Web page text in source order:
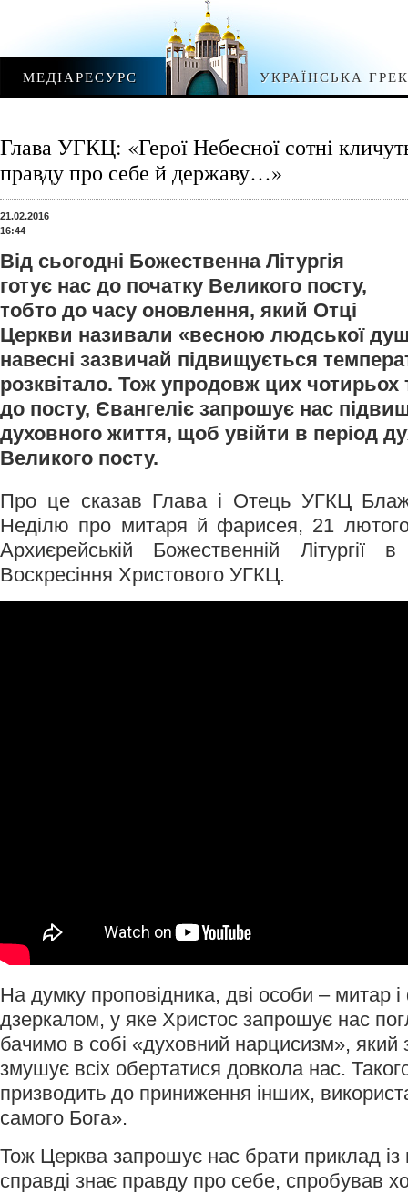
МЕДІАРЕСУРС УКРАЇНСЬКА
Глава УГКЦ: «Герої Небесної сотні
правду про себе й державу…»
21.02.2016
16:44
Від сьогодні Божественна Літургія
готує нас до початку Великого посту,
тобто до часу оновлення, який Отці
Церкви називали «весною людської
навесні зазвичай підвищується
розквітало. Тож упродовж цих чотирьох
до посту, Євангеліє запрошує нас
духовного життя, щоб увійти в період
Великого посту.
Про це сказав Глава і Отець УГКЦ
Неділю про митаря й фарисея, 21
Архиєрейській Божественній Літургії
Воскресіння Христового УГКЦ.
На думку проповідника, дві особи – митар
дзеркалом, у яке Христос запрошує нас
бачимо в собі «духовний нарцисизм», який
змушує всіх обертатися довкола нас.
призводить до приниження інших,
самого Бога».
Тож Церква запрошує нас брати приклад
справді знає правду про себе, спробував